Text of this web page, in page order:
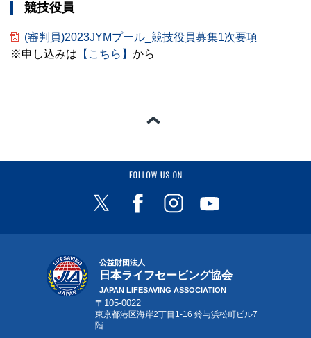
競技役員
(審判員)2023JYMプール_競技役員募集1次要項
※申し込みは 【こちら】 から
公益財団法人
日本ライフセービング協会
JAPAN LIFESAVING ASSOCIATION
〒105-0022
東京都港区海岸2丁目1-16 鈴与浜松町ビル7
階